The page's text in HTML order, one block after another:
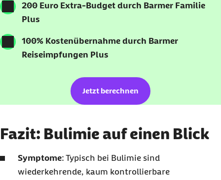
200 Euro Extra-Budget durch Barmer Familie
Plus
100% Kostenübernahme durch Barmer
Reiseimpfungen Plus
Jetzt berechnen
Fazit: Bulimie auf einen Blick
Symptome: Typisch bei Bulimie sind
wiederkehrende, kaum kontrollierbare